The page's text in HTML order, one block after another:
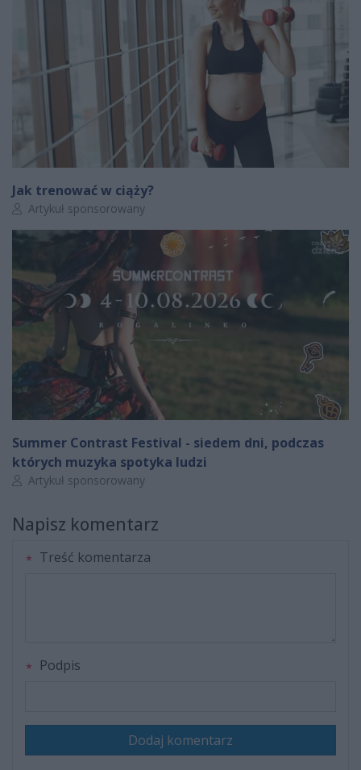
Jak trenować w ciąży?
Autor artykułu:
Artykuł sponsorowany
Summer Contrast Festival - siedem dni, podczas
których muzyka spotyka ludzi
Autor artykułu:
Artykuł sponsorowany
Napisz komentarz
Treść komentarza
Podpis
Dodaj komentarz